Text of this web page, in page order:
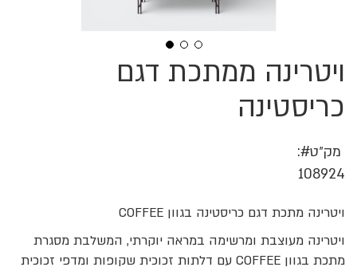
ויטרינה ממתכת דגם
כריסטינה
מק״ט
108924
ויטרינה מתכת דגם כריסטינה בגוון COFFEE
ויטרינה מעוצבת ומרשימה במראה יוקרתי, המשלבת מסגרת
מתכת בגוון COFFEE עם דלתות זכוכית שקופות ומדפי זכוכית
לדלג
להתחלה
גלריית